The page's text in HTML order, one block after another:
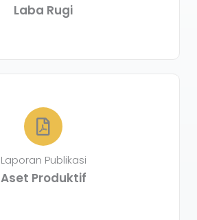
Laba Rugi
Laporan Publikasi
Aset Produktif